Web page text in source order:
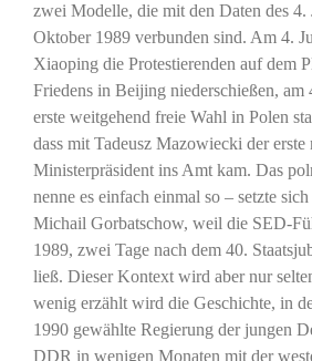
zwei Modelle, die mit den Daten des 4.
Oktober 1989 verbunden sind. Am 4.
Xiaoping die Protestierenden auf dem
Friedens in Beijing niederschießen, am
erste weitgehend freie Wahl in Polen
dass mit Tadeusz Mazowiecki der
Ministerpräsident ins Amt kam. Das
nenne es einfach einmal so – setzte
Michail Gorbatschow, weil die SED-
1989, zwei Tage nach dem 40.
ließ. Dieser Kontext wird aber nur
wenig erzählt wird die Geschichte, in
1990 gewählte Regierung der jungen
DDR in wenigen Monaten mit der